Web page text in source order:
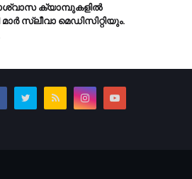
ക്യാമ്പുകളിൽ
സ്ലീവാ മെഡിസിറ്റിയും.